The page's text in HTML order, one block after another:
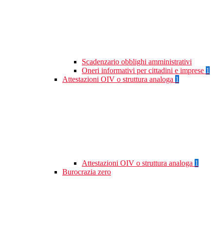
Scadenzario obblighi amministrativi
Oneri informativi per cittadini e imprese 1
Attestazioni OIV o struttura analoga 1
Attestazioni OIV o struttura analoga 1
Burocrazia zero